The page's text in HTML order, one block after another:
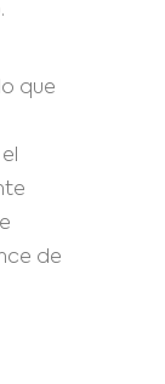
que
de